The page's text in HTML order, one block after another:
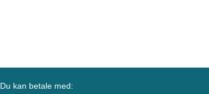
Du kan betale med: